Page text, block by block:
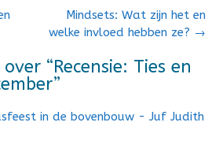
Mindsets: Wat zijn het en
welke invloed hebben ze? →
“Recensie: Ties en
”
in de bovenbouw - Juf Judith